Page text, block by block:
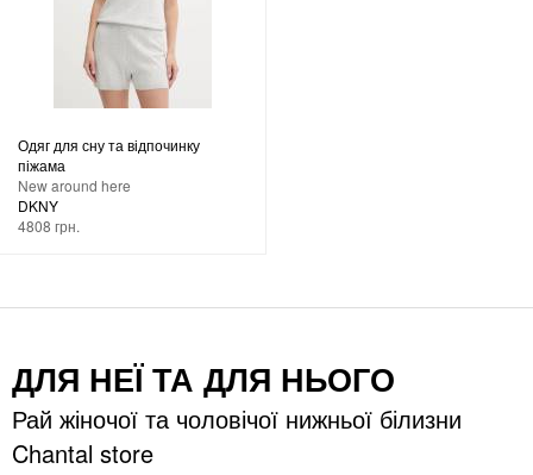
Одяг для сну та відпочинку
піжама
New around here
DKNY
4808 грн.
ДЛЯ НЕЇ ТА ДЛЯ НЬОГО
Рай жіночої та чоловічої нижньої білизни
Chantal store